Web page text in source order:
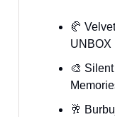
🥐
UNBOX
🎨
🥂